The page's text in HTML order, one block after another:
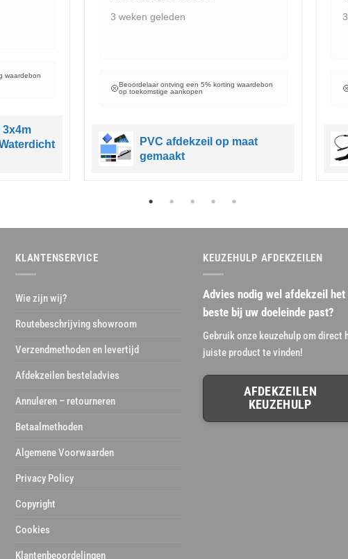
waardebon
3x4m
3 weken geleden
Beoordelaar ontving een 5% korting waardebon
op toekomstige aankopen
PVC afdekzeil op maat
gemaakt
KLANTENSERVICE
Wie zijn wij?
Routebeschrijving showroom
Verzendmethoden en levertijd
Afdekzeilen besteladvies
Annuleren – retourneren
Betaalmethoden
Algemene Voorwaarden
Privacy Policy
Copyright
Cookies
Klantenbeoordelingen
KEUZEHULP AFDEKZEILEN
Advies nodig wel afdekzeil het
beste bij uw doeleinde past?
Gebruik onze keuzehulp om direct
juiste product te vinden!
AFDEKZEILEN
KEUZEHULP